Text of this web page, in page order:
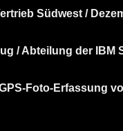
Südwest /
/ Abteilung der IBM
Foto-Erfassung